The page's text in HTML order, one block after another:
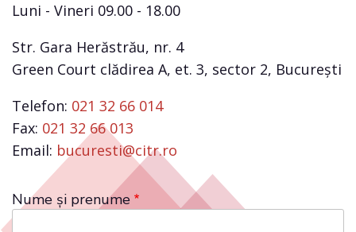
Luni - Vineri 09.00 - 18.00
Str. Gara Herăstrău, nr. 4
Green Court clădirea A, et. 3, sector 2, București
Telefon: 021 32 66 014
Fax: 021 32 66 013
Email: bucuresti@citr.ro
Nume și prenume